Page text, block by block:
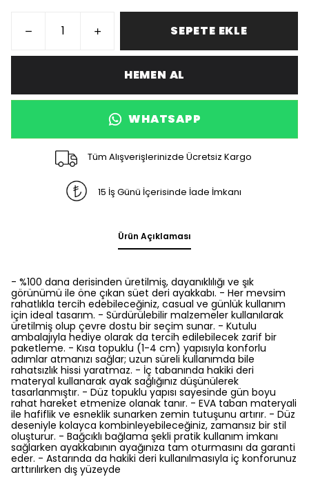
SEPETE EKLE
HEMEN AL
WHATSAPP
Tüm Alışverişlerinizde Ücretsiz Kargo
15 İş Günü İçerisinde İade İmkanı
Ürün Açıklaması
- %100 dana derisinden üretilmiş, dayanıklılığı ve şık
görünümü ile öne çıkan süet deri ayakkabı. - Her mevsim
rahatlıkla tercih edebileceğiniz, casual ve günlük kullanım
için ideal tasarım. - Sürdürülebilir malzemeler kullanılarak
üretilmiş olup çevre dostu bir seçim sunar. - Kutulu
ambalajıyla hediye olarak da tercih edilebilecek zarif bir
paketleme. - Kısa topuklu (1-4 cm) yapısıyla konforlu
adımlar atmanızı sağlar; uzun süreli kullanımda bile
rahatsızlık hissi yaratmaz. - İç tabanında hakiki deri
materyal kullanarak ayak sağlığınız düşünülerek
tasarlanmıştır. - Düz topuklu yapısı sayesinde gün boyu
rahat hareket etmenize olanak tanır. - EVA taban materyali
ile hafiflik ve esneklik sunarken zemin tutuşunu artırır. - Düz
deseniyle kolayca kombinleyebileceğiniz, zamansız bir stil
oluşturur. - Bağcıklı bağlama şekli pratik kullanım imkanı
sağlarken ayakkabının ayağınıza tam oturmasını da garanti
eder. - Astarında da hakiki deri kullanılmasıyla iç konforunuz
arttırılırken dış yüzeyde